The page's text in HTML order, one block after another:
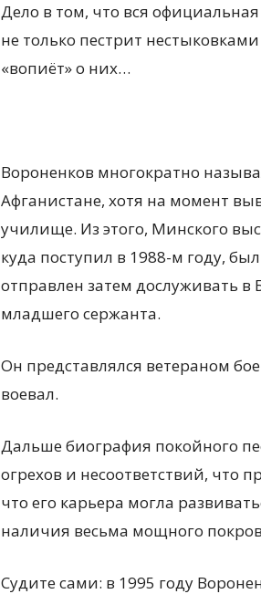
Дело в том, что вся
не только пестрит
«вопиёт» о них…
Вороненков многократно
Афганистане, хотя на момент
училище. Из этого, Минского
куда поступил в 1988-м году,
отправлен затем дослуживать в
младшего сержанта.
Он представлялся ветераном
воевал.
Дальше биография покойного
огрехов и несоответствий, что
что его карьера могла
наличия весьма мощного
Судите сами: в 1995 году